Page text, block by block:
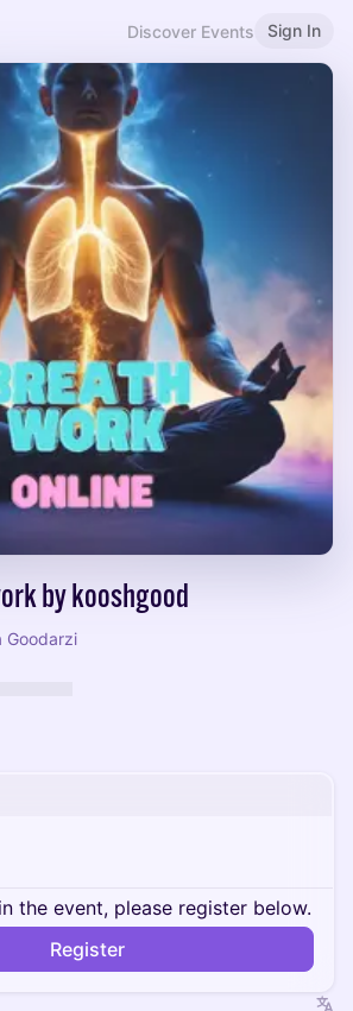
Discover Events Sign In
by kooshgood
Goodarzi
the event, please register below.
Register